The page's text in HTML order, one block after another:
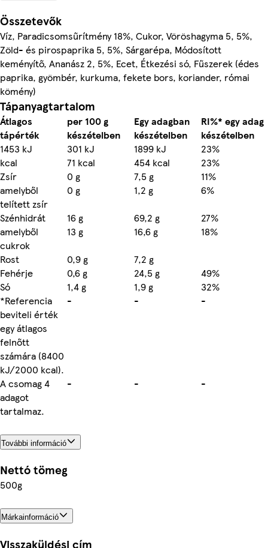
Összetevők
Víz, Paradicsomsűrítmény 18%, Cukor, Vöröshagyma 5, 5%,
Zöld- és pirospaprika 5, 5%, Sárgarépa, Módosított
keményítő, Ananász 2, 5%, Ecet, Étkezési só, Fűszerek (édes
paprika, gyömbér, kurkuma, fekete bors, koriander, római
kömény)
Tápanyagtartalom
Átlagos
tápérték
per 100 g
készételben
Egy adagban
készételben
RI%* egy adag
készételben
1453 kJ
301 kJ 1899 kJ
23%
kcal
71 kcal 454 kcal
23%
Zsír
0 g 7,5 g
11%
amelyből
telített zsír
0 g 1,2 g
6%
Szénhidrát
16 g 69,2 g
27%
amelyből
cukrok
13 g 16,6 g
18%
Rost
0,9 g
7,2 g
Fehérje
0,6 g 24,5 g
49%
Só
1,4 g 1,9 g
32%
*Referencia
beviteli érték
egy átlagos
felnőtt
számára (8400
kJ/2000 kcal).
- - -
A csomag 4
adagot
tartalmaz.
- - -
További információ
Nettó tömeg
500g
Márkainformáció
Visszaküldési cím